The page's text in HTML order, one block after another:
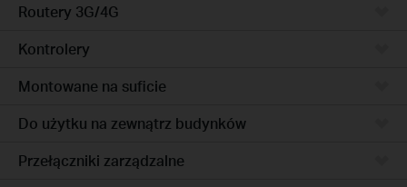
Routery 3G/4G
Kontrolery
Montowane na suficie
Do użytku na zewnątrz budynków
Przełączniki zarządzalne